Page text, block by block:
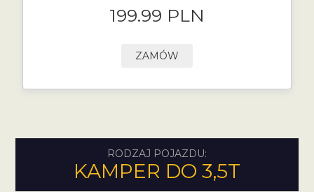
199.99 PLN
ZAMÓW
RODZAJ POJAZDU:
KAMPER DO 3,5T